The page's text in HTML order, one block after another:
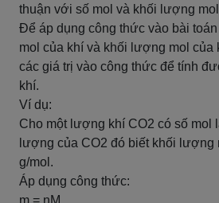
thuận với số mol và khối lượng
Để áp dụng công thức vào bài
mol của khí và khối lượng mol của
các giá trị vào công thức để tính
khí.
Ví dụ:
Cho một lượng khí CO2 có số mol
lượng của CO2 đó biết khối lượng
g/mol.
Áp dụng công thức:
m = nM